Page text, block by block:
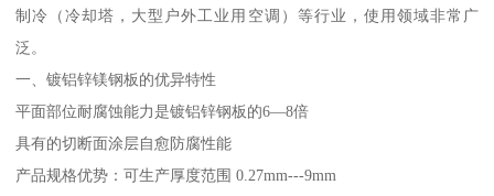
制冷（冷却塔，大型户外工业用空调）等行业，使用领域非常广
泛。
一、镀铝锌镁钢板的优异特性
平面部位耐腐蚀能力是镀铝锌钢板的6—8倍
具有的切断面涂层自愈防腐性能
产品规格优势：可生产厚度范围 0.27mm---9mm